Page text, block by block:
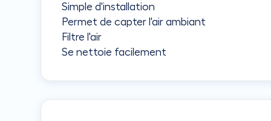
Simple d'installation
Permet de capter l'air ambiant
Filtre l'air
Se nettoie facilement